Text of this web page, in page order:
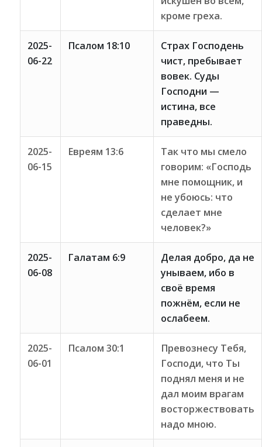
кроме греха.
2025-
06-22
Псалом 18:10
Страх Господень
чист, пребывает
вовек. Суды
Господни —
истина, все
праведны.
2025-
06-15
Евреям 13:6
Так что мы смело
говорим: «Господь
мне помощник, и
не убоюсь: что
сделает мне
человек?»
2025-
06-08
Галатам 6:9
Делая добро, да не
унываем, ибо в
своё время
пожнём, если не
ослабеем.
2025-
06-01
Псалом 30:1
Превознесу Тебя,
Господи, что Ты
поднял меня и не
дал моим врагам
восторжествовать
надо мною.